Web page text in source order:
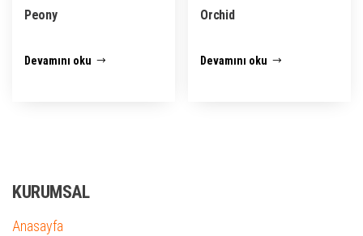
Peony
Devamını oku
Orchid
Devamını oku
KURUMSAL
Anasayfa